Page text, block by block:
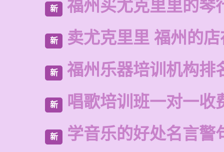
新 福州买尤克里里的琴
新 卖尤克里里 福州的
新 福州乐器培训机构排
新 唱歌培训班一对一收
新 学音乐的好处名言警